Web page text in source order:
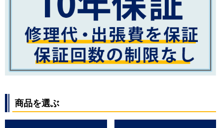
商品を選ぶ